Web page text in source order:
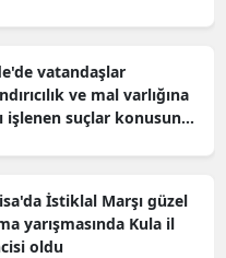
vatandaşlar
ve mal varlığına
işlenen suçlar konusunda
İstiklal Marşı güzel
yarışmasında Kula il
oldu